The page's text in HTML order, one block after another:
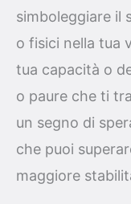
simboleggiare il
o fisici nella tua
tua capacità o
o paure che ti
un segno di
che puoi
maggiore